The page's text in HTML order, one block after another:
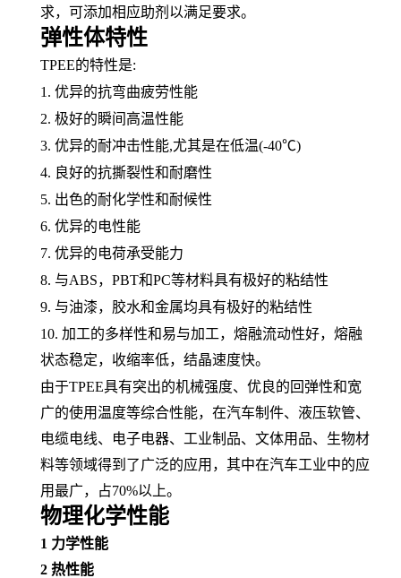
求，可添加相应助剂以满足要求。
弹性体特性
TPEE的特性是:
1. 优异的抗弯曲疲劳性能
2. 极好的瞬间高温性能
3. 优异的耐冲击性能,尤其是在低温(-40℃)
4. 良好的抗撕裂性和耐磨性
5. 出色的耐化学性和耐候性
6. 优异的电性能
7. 优异的电荷承受能力
8. 与ABS， PBT和PC等材料具有极好的粘结性
9. 与油漆，胶水和金属均具有极好的粘结性
10. 加工的多样性和易与加工， 熔融流动性好，熔融
状态稳定， 收缩率低，结晶速度快。
由于TPEE具有突出的机械强度、优良的回弹性和宽
广的使用温度等综合性能，在汽车制件、 液压软管、
电缆电线、 电子电器、工业制品、 文体用品、生物材
料等领域得到了广泛的应用，其中在汽车工业中的应
用最广，占70%以上。
物理化学性能
1 力学性能
2 热性能